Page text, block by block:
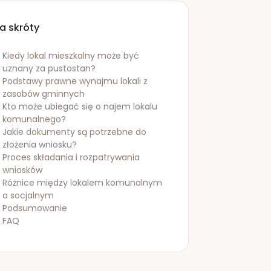
skróty
Kiedy lokal mieszkalny może być
uznany za pustostan?
Podstawy prawne wynajmu lokali z
zasobów gminnych
Kto może ubiegać się o najem lokalu
komunalnego?
Jakie dokumenty są potrzebne do
złożenia wniosku?
Proces składania i rozpatrywania
wniosków
Różnice między lokalem komunalnym
a socjalnym
Podsumowanie
FAQ